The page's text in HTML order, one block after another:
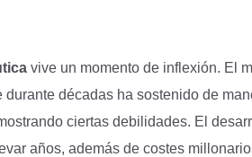
vive un momento de inflexión. El
durante décadas ha sostenido de
ciertas debilidades. El
años, además de costes